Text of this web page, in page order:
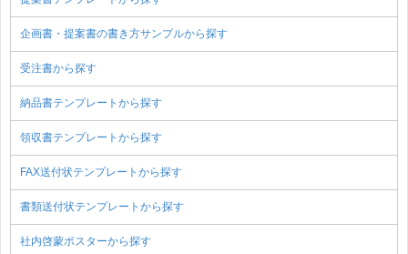
企画書・提案書の書き方サンプルから探す
受注書から探す
納品書テンプレートから探す
領収書テンプレートから探す
FAX送付状テンプレートから探す
書類送付状テンプレートから探す
社内啓蒙ポスターから探す